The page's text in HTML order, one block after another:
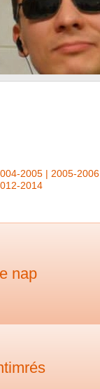
2005 | 2005-2006
2014
nap